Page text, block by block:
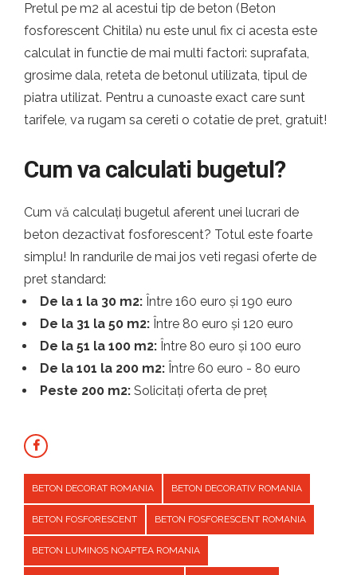
Pretul pe m2 al acestui tip de beton (Beton
fosforescent Chitila) nu este unul fix ci acesta este
calculat in functie de mai multi factori: suprafata,
grosime dala, reteta de betonul utilizata, tipul de
piatra utilizat. Pentru a cunoaste exact care sunt
tarifele, va rugam sa cereti o cotatie de pret, gratuit!
Cum va calculati bugetul?
Cum vă calculați bugetul aferent unei lucrari de
beton dezactivat fosforescent? Totul este foarte
simplu! In randurile de mai jos veti regasi oferte de
pret standard:
De la 1 la 30 m2: Între 160 euro și 190 euro
De la 31 la 50 m2: Între 80 euro și 120 euro
De la 51 la 100 m2: Între 80 euro și 100 euro
De la 101 la 200 m2: Între 60 euro - 80 euro
Peste 200 m2: Solicitați oferta de preț
BETON DECORAT ROMANIA BETON DECORATIV ROMANIA
BETON FOSFORESCENT BETON FOSFORESCENT ROMANIA
BETON LUMINOS NOAPTEA ROMANIA